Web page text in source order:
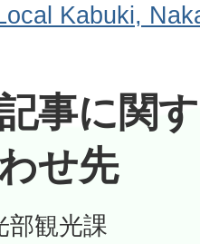
Kabuki,
事に関
せ先
部観光課